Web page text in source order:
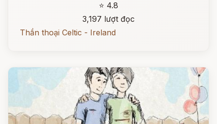
⭐ 4.8
3,197 lượt đọc
Thần thoại Celtic - Ireland